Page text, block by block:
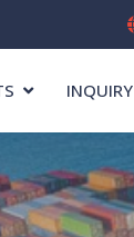
INQUIRY